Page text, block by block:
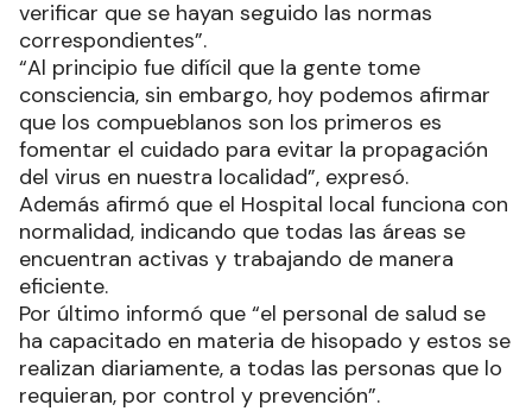
verificar que se hayan seguido las normas
correspondientes”.
“Al principio fue difícil que la gente tome
consciencia, sin embargo, hoy podemos afirmar
que los compueblanos son los primeros es
fomentar el cuidado para evitar la propagación
del virus en nuestra localidad”, expresó.
Además afirmó que el Hospital local funciona con
normalidad, indicando que todas las áreas se
encuentran activas y trabajando de manera
eficiente.
Por último informó que “el personal de salud se
ha capacitado en materia de hisopado y estos se
realizan diariamente, a todas las personas que lo
requieran, por control y prevención”.